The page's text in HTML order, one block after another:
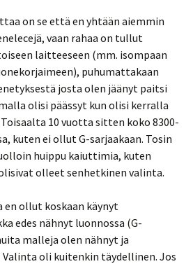
on se että en yhtään aiemmin
vaan rahaa on tullut
laitteeseen (mm. isompaan
puhumattakaan
josta olen jäänyt paitsi
olisi päässyt kun olisi kerralla
10 vuotta sitten koko 8300-
kuten ei ollut G-sarjaakaan. Tosin
huippu kaiuttimia, kuten
olleet senhetkinen valinta.
ollut koskaan käynyt
edes nähnyt luonnossa (G-
malleja olen nähnyt ja
oli kuitenkin täydellinen. Jos